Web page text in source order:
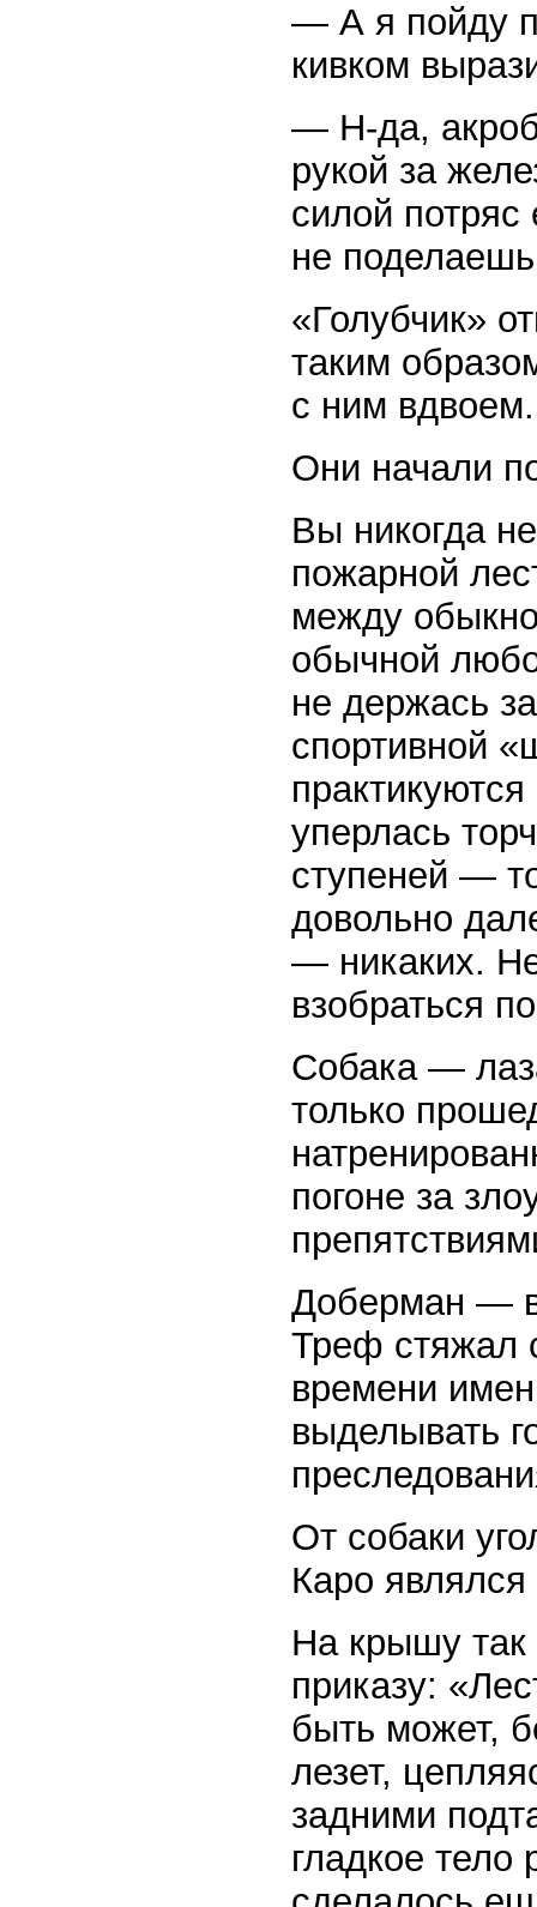
— А я пойду
кивком
— Н-да,
рукой за
силой
не
«Голубчик»
таким
с ним вдвоем.
Они начали
Вы никогда
пожарной
между
обычной
не держась
спортивной
уперлась
ступеней —
довольно
— никаких.
взобраться
Собака —
только
погоне за
Доберман —
Треф стяжал
времени
выделывать
От собаки
Каро
На крышу
приказу:
быть может,
лезет,
задними
гладкое тело